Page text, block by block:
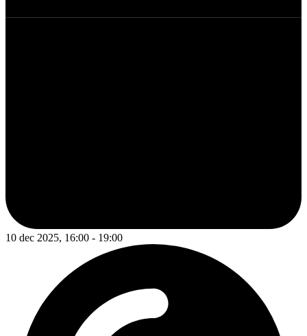
10 dec 2025, 16:00 - 19:00